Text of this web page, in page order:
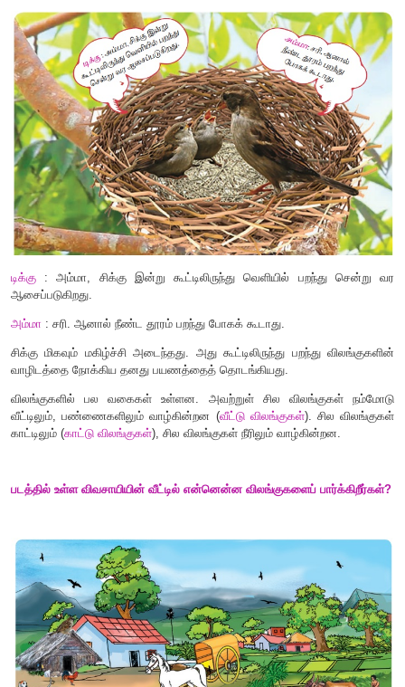
*வீட்டு விலங்குகள்,காட்டு விலங்குகள்
*விலங்குகளின் இளம் உயிரிகள்
வீட்டு விலங்குகள் - பண்ணை விலங்குகள்
சிக்குவும் டிக்குவும் சிட்டுக்குருவியின் இரண்டு குஞ்சுகள். ஒரு
டிக்கு: அம்மா,சிக்கு இன்று கூட்டிலிருந்து வெளியில்
ஆசைப்படுகிறது.
அம்மா : சரி. ஆனால் நீண்ட தூரம் பறந்து போகக் கூடாது.
சிக்கு மிகவும் மகிழ்ச்சி அடைந்தது. அது கூட்டிலிருந்து